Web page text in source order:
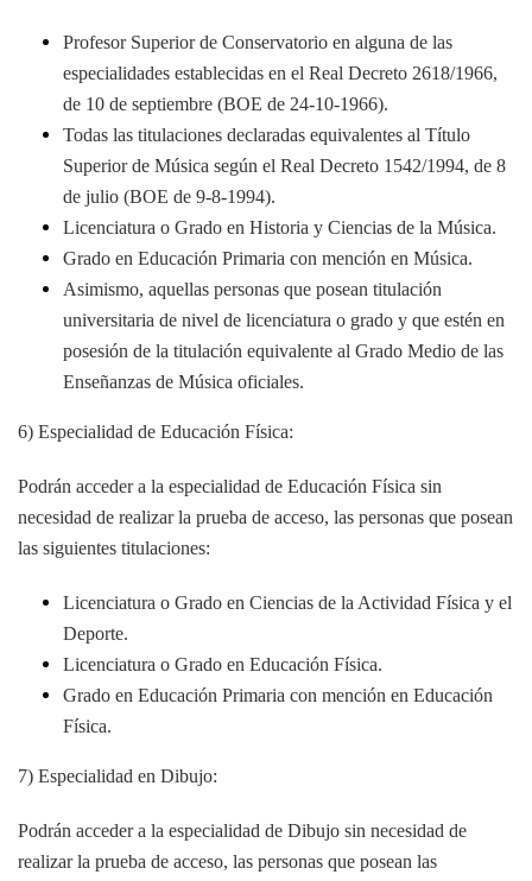
Profesor Superior de Conservatorio en alguna de las
especialidades establecidas en el Real Decreto 2618/1966,
de 10 de septiembre (BOE de 24-10-1966).
Todas las titulaciones declaradas equivalentes al Título
Superior de Música según el Real Decreto 1542/1994, de 8
de julio (BOE de 9-8-1994).
Licenciatura o Grado en Historia y Ciencias de la Música.
Grado en Educación Primaria con mención en Música.
Asimismo, aquellas personas que posean titulación
universitaria de nivel de licenciatura o grado y que estén en
posesión de la titulación equivalente al Grado Medio de las
Enseñanzas de Música oficiales.
6) Especialidad de Educación Física:
Podrán acceder a la especialidad de Educación Física sin
necesidad de realizar la prueba de acceso, las personas que posean
las siguientes titulaciones:
Licenciatura o Grado en Ciencias de la Actividad Física y el
Deporte.
Licenciatura o Grado en Educación Física.
Grado en Educación Primaria con mención en Educación
Física.
7) Especialidad en Dibujo:
Podrán acceder a la especialidad de Dibujo sin necesidad de
realizar la prueba de acceso, las personas que posean las